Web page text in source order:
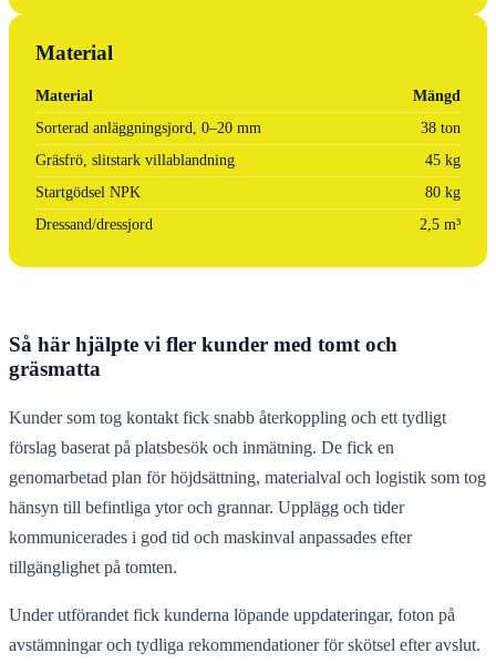
Material
Material
Mängd
Sorterad anläggningsjord, 0–20 mm
38 ton
Gräsfrö, slitstark villablandning
45 kg
Startgödsel NPK
80 kg
Dressand/dressjord
2,5 m³
Så här hjälpte vi fler kunder med tomt och
gräsmatta
Kunder som tog kontakt fick snabb återkoppling och ett tydligt
förslag baserat på platsbesök och inmätning. De fick en
genomarbetad plan för höjdsättning, materialval och logistik som tog
hänsyn till befintliga ytor och grannar. Upplägg och tider
kommunicerades i god tid och maskinval anpassades efter
tillgänglighet på tomten.
Under utförandet fick kunderna löpande uppdateringar, foton på
avstämningar och tydliga rekommendationer för skötsel efter avslut.